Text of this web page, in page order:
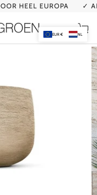
HEEL EUROPA ✓ AL
EUR € NL